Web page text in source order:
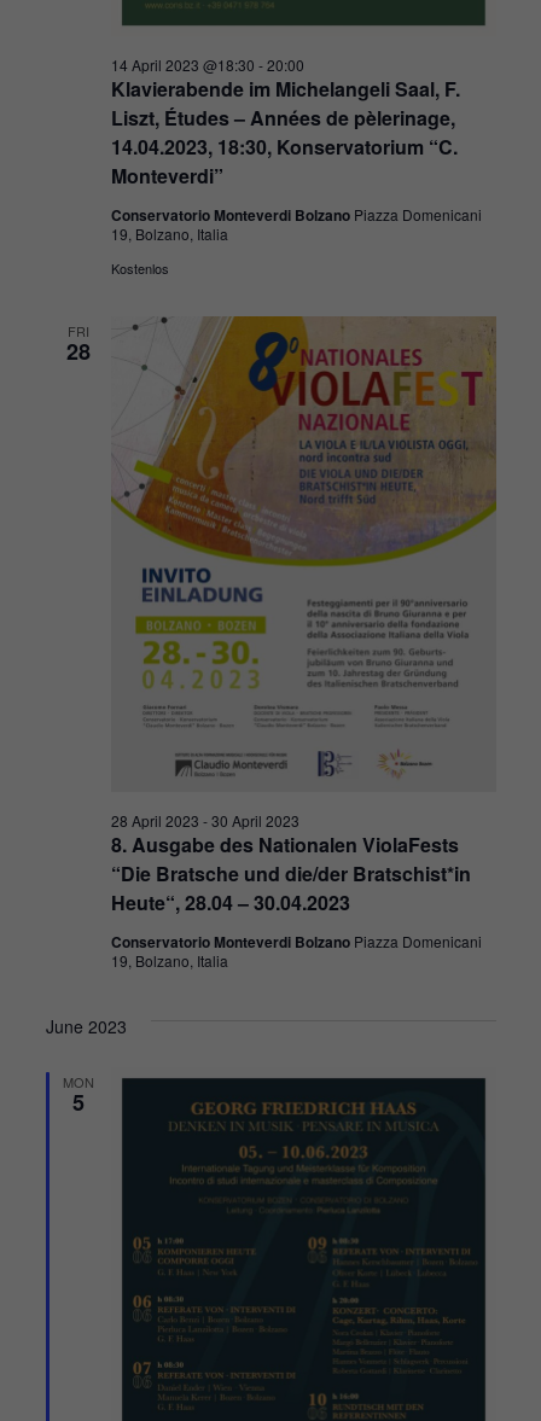
Klavierabende im Michelangeli Saal, F.
Liszt, Études – Années de pèlerinage,
14.04.2023, 18:30, Konservatorium “C.
Monteverdi”
14 April 2023 @18:30 -20:00
Conservatorio Monteverdi Bolzano Piazza Domenicani
19, Bolzano, Italia
Kostenlos
FRI
28
8. Ausgabe des Nationalen ViolaFests
“Die Bratsche und die/der Bratschist*in
Heute“, 28.04 – 30.04.2023
28 April 2023 -30 April 2023
Conservatorio Monteverdi Bolzano Piazza Domenicani
19, Bolzano, Italia
June 2023
MON
5